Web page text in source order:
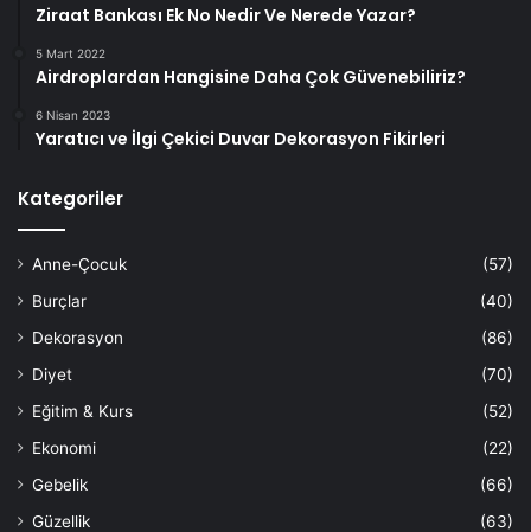
Ziraat Bankası Ek No Nedir Ve Nerede Yazar?
5 Mart 2022
Airdroplardan Hangisine Daha Çok Güvenebiliriz?
6 Nisan 2023
Yaratıcı ve İlgi Çekici Duvar Dekorasyon Fikirleri
Kategoriler
Anne-Çocuk
(57)
Burçlar
(40)
Dekorasyon
(86)
Diyet
(70)
Eğitim & Kurs
(52)
Ekonomi
(22)
Gebelik
(66)
Güzellik
(63)